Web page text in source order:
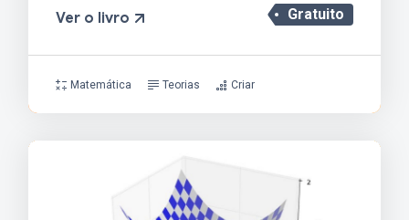
Gratuito
Ver o livro
Matemática Teorias Criar